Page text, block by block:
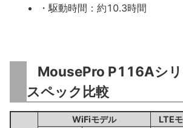
・駆動時間：約10.3時間
MousePro P116Aシ
スペック比較
WiFiモデル
LTE